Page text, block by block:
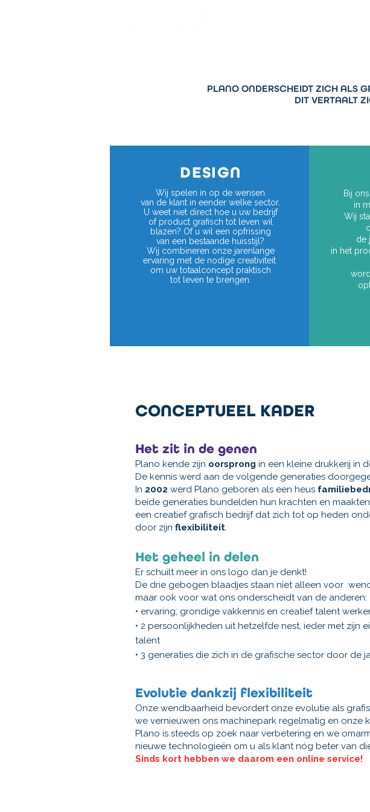
PLANO ONDERSCHEIDT ZICH ALS
DIT VERTAALT
CONCEPTUEEL KADER
Het zit in de genen
Plano kende zijn oorsprong in een kleine drukkerij in
De kennis werd aan de volgende generaties
In 2002 werd Plano geboren als een heus
beide generaties bundelden hun krachten en
een creatief grafisch bedrijf dat zich tot op heden
door zijn flexibiliteit.
Het geheel in delen
Er schuilt meer in ons logo dan je denkt!​
De drie gebogen blaadjes staan niet alleen voor
maar ook voor wat ons onderscheidt van de anderen:
• ervaring, grondige vakkennis en creatief talent
• 2 persoonlijkheden uit hetzelfde nest, ieder met zijn
talent
• 3 generaties die zich in de grafische sector door de
Evolutie dankzij flexibiliteit
Onze wendbaarheid bevordert onze evolutie als
we vernieuwen ons machinepark regelmatig en onze
Plano is steeds op zoek naar verbetering en we
nieuwe technologieën om u als klant nóg beter van
Sinds kort hebben we daarom een online service!
DESIGN
Wij spelen in op de wensen
van de klant in eender welke sector.
U weet niet direct hoe u uw bedrijf
of product grafisch tot leven wil
blazen? Of u wil een opfrissing
van een bestaande huisstijl?
Wij combineren onze jarenlange
ervaring met de nodige creativiteit
om uw totaalconcept praktisch
tot leven te brengen.
Bij
in
Wij
de
in het